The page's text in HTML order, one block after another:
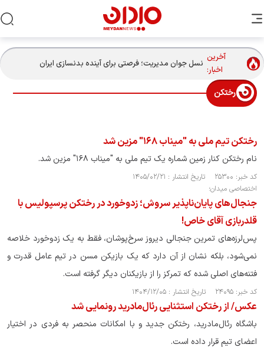
آخرین
اخبار:
نسل جوان مدیریت؛ فرصتی برای آینده بدنسازی ایران
رختکن
رختکن تیم ملی به "میناب ۱۶۸" مزین شد
نام رختکن کنار زمین شماره یک تیم ملی به "میناب ۱۶۸" مزین شد.
کد خبر: ۲۵۳۰۰ تاریخ انتشار : ۱۴۰۵/۰۲/۲۱
اختصاصی میدان؛
جنجال‌های پایان‌ناپذیر سروش؛ زدوخورد در رختکن پرسپولیس با
قلدربازی آقای خاص!
پس‌لرزه‌های تمرین جنجالی دیروز سرخ‌پوشان، فقط به یک زدوخورد خلاصه
نمی‌شود، بلکه نشان از آن دارد که یک بازیکن مسن در تیم عامل قدرت و
فتنه‌های اصلی شده که تمرکز را از بازیکنان دیگر گرفته است.
کد خبر: ۲۴۰۹۵ تاریخ انتشار : ۱۴۰۴/۱۲/۰۵
عکس/ از رختکن استثنایی رئال‌مادرید رونمایی شد
باشگاه رئال‌مادرید، رختکن جدید و با امکانات منحصر به فردی در اختیار
اعضای تیم قرار داده است.